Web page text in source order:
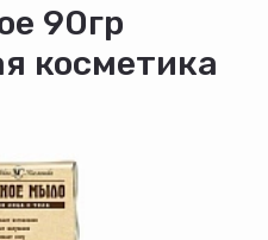
90гр
косметика